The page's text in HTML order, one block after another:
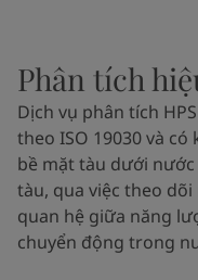
Phân tích
Dịch vụ phân tích
theo ISO 19030 và
bề mặt tàu dưới
tàu, qua việc theo
quan hệ giữa năng
chuyển động trong